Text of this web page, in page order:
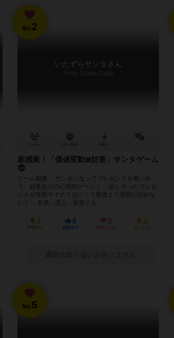
No.2
いたずらサンタさん
Tricky Santa Claus
新感覚！「価値変動✖️妨害」サンタゲーム
🤶
ゲーム概要 ・サンタになってプレゼントを奪い合
う、妨害ありの心理戦ゲーム！ ・欲しかったプレゼ
ントが突然マイナス点に！？最後まで展開が読めな
い！ ・友達・恋人・家族とも...
1
興味あり
4
経験あり
3
お気に入り
3
持ってる
No.5